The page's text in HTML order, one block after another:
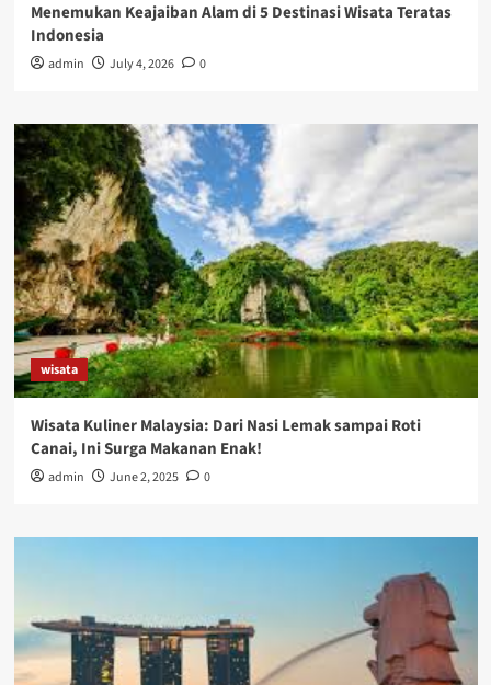
Menemukan Keajaiban Alam di 5 Destinasi Wisata Teratas
Indonesia
admin July 4, 2026 0
wisata
Wisata Kuliner Malaysia: Dari Nasi Lemak sampai Roti
Canai, Ini Surga Makanan Enak!
admin June 2, 2025 0